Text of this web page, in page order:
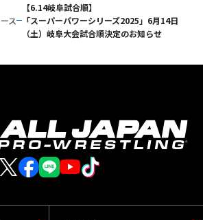
ス
【6.14岐阜試合順】
「スーパーパワーシリーズ2025」6月14日
（土）岐阜大会試合順決定のお知らせ